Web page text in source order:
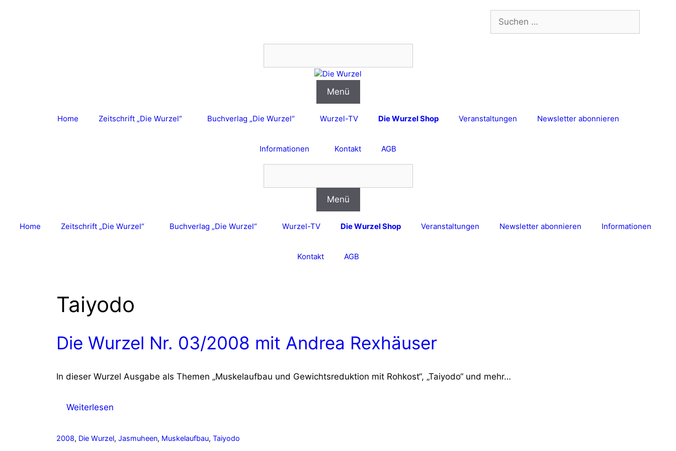
Suchen
nach:
Menü
Home Zeitschrift „Die Wurzel“ Buchverlag „Die Wurzel“ Wurzel-TV Die Wurzel Shop Veranstaltungen Newsletter abonnieren
Informationen Kontakt AGB
Menü
Home Zeitschrift „Die Wurzel“ Buchverlag „Die Wurzel“ Wurzel-TV Die Wurzel Shop Veranstaltungen Newsletter abonnieren Informationen
Kontakt AGB
Taiyodo
Die Wurzel Nr. 03/2008 mit Andrea Rexhäuser
In dieser Wurzel Ausgabe als Themen „Muskelaufbau und Gewichtsreduktion mit Rohkost“, „Taiyodo“ und mehr…
Weiterlesen
Schlagwörter
2008, Die Wurzel, Jasmuheen, Muskelaufbau, Taiyodo